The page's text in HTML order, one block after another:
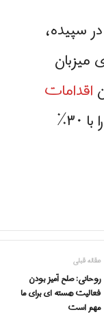
۵ سینما در سپیده،
میزبان
اقدامات
در حدود ۲۰٫۰۰۰ بیننده را با ۳۰٪
مقاله قبلی
روحانی: صلح آمیز بودن
فعالیت هسته ای برای ما
مهم است